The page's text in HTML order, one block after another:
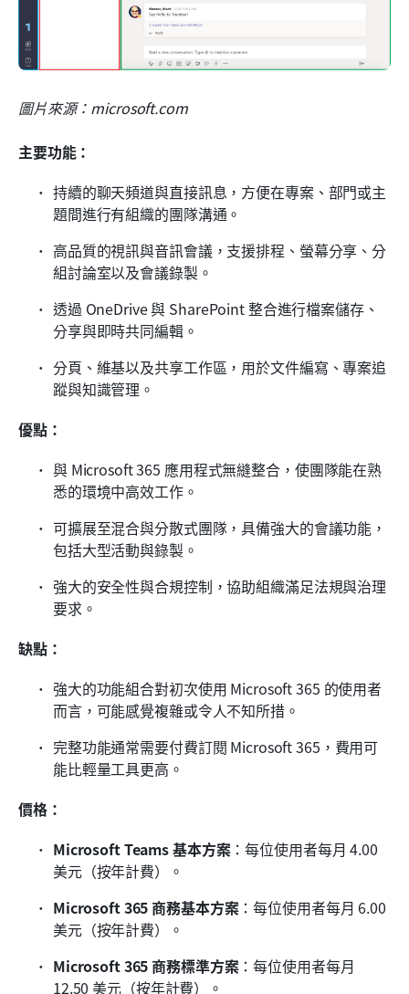
圖片來源：microsoft.com
主要功能：
持續的聊天頻道與直接訊息，方便在專案、部門或主
題間進行有組織的團隊溝通。
高品質的視訊與音訊會議，支援排程、螢幕分享、分
組討論室以及會議錄製。
透過 OneDrive 與 SharePoint 整合進行檔案儲存、
分享與即時共同編輯。
分頁、維基以及共享工作區，用於文件編寫、專案追
蹤與知識管理。
優點：
與 Microsoft 365 應用程式無縫整合，使團隊能在熟
悉的環境中高效工作。
可擴展至混合與分散式團隊，具備強大的會議功能，
包括大型活動與錄製。
強大的安全性與合規控制，協助組織滿足法規與治理
要求。
缺點：
強大的功能組合對初次使用 Microsoft 365 的使用者
而言，可能感覺複雜或令人不知所措。
完整功能通常需要付費訂閱 Microsoft 365，費用可
能比輕量工具更高。
價格：
Microsoft Teams 基本方案：每位使用者每月 4.00
美元（按年計費）。
Microsoft 365 商務基本方案：每位使用者每月 6.00
美元（按年計費）。
Microsoft 365 商務標準方案：每位使用者每月
12.50 美元（按年計費）。